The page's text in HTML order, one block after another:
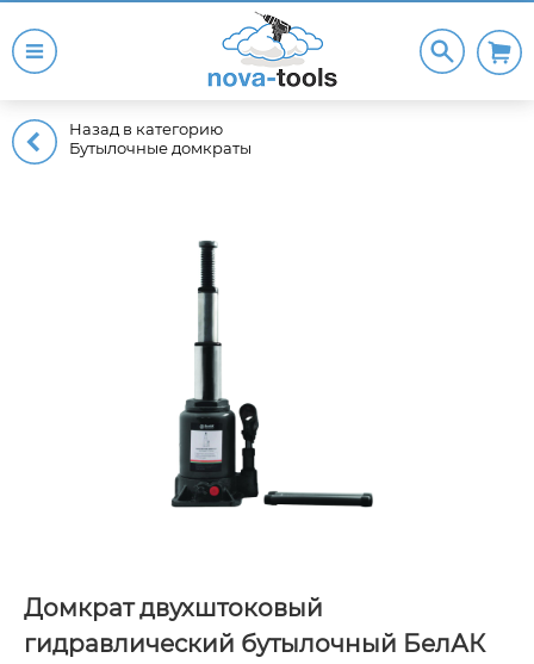
Назад в категорию
Бутылочные домкраты
Домкрат двухштоковый
гидравлический бутылочный БелАК